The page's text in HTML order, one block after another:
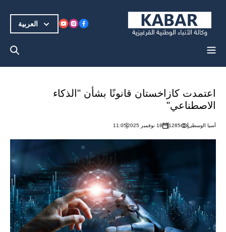
العربية
اعتمدت كازاخستان قانونًا بشأن "الذكاء
الاصطناعي"
آسيا الوسطى 1285 18 نوفمبر 2025 11:05